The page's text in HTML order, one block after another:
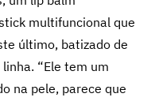
multifuncional que
último, batizado de
“Ele tem um
na pele, parece que